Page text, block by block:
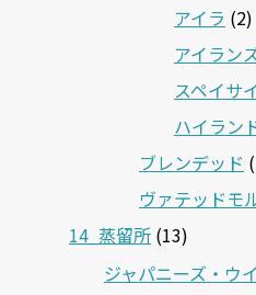
アイラ (2)
アイラン
スペイサ
ハイラン
ブレンデッド
ヴァテッドモ
14_蒸留所 (13)
ジャパニーズ・ウ